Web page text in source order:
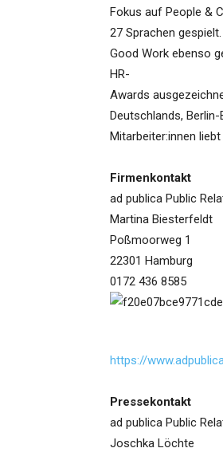
Fokus auf People &
27 Sprachen
Good Work ebenso
HR-
Awards
Deutschlands,
Mitarbeiter:innen
Firmenkontakt
ad publica Public
Martina Biesterfeldt
Poßmoorweg 1
22301 Hamburg
0172 436 8585
https://
Pressekontakt
ad publica Public
Joschka Löchte